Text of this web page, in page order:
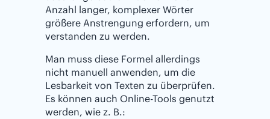
Anzahl langer, komplexer Wörter
größere Anstrengung erfordern, um
verstanden zu werden.
Man muss diese Formel allerdings
nicht manuell anwenden, um die
Lesbarkeit von Texten zu überprüfen.
Es können auch Online-Tools genutzt
werden, wie z. B.: